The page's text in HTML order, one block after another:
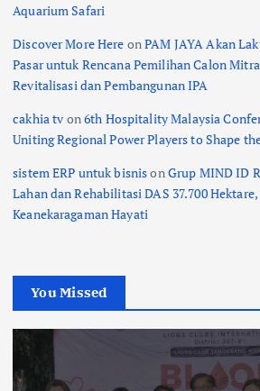
Aquarium Safari
Discover More Here onPAM JAYA Akan
Pasar untuk Rencana Pemilihan Calon
Revitalisasi dan Pembangunan IPA
cakhia tv on6th Hospitality Malaysia
Uniting Regional Power Players to Shape
sistem ERP untuk bisnisonGrup MIND ID
Lahan dan Rehabilitasi DAS 37.700
Keanekaragaman Hayati
You Missed